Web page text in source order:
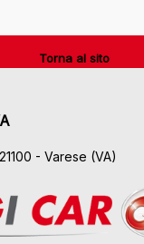
Torna al sito
- Varese (VA)